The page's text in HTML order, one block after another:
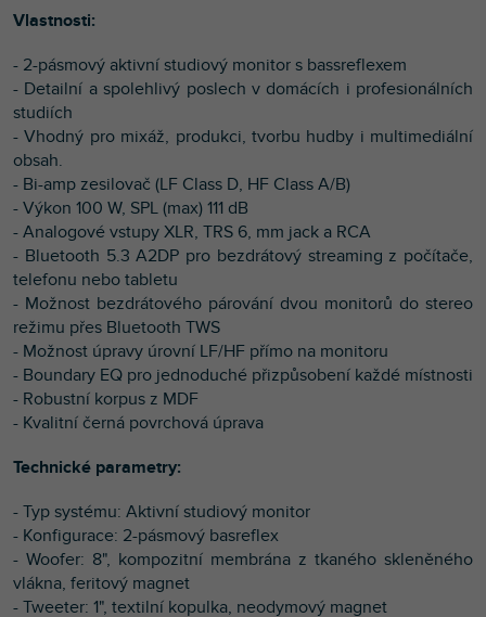
Vlastnosti:
- 2-pásmový aktivní studiový monitor s bassreflexem
- Detailní a spolehlivý poslech v domácích i profesionálních
studiích
- Vhodný pro mixáž, produkci, tvorbu hudby i multimediální
obsah.
- Bi-amp zesilovač (LF Class D, HF Class A/B)
- Výkon 100 W, SPL (max) 111 dB
- Analogové vstupy XLR, TRS 6, mm jack a RCA
- Bluetooth 5.3 A2DP pro bezdrátový streaming z počítače,
telefonu nebo tabletu
- Možnost bezdrátového párování dvou monitorů do stereo
režimu přes Bluetooth TWS
- Možnost úpravy úrovní LF/HF přímo na monitoru
- Boundary EQ pro jednoduché přizpůsobení každé místnosti
- Robustní korpus z MDF
- Kvalitní černá povrchová úprava
Technické parametry:
- Typ systému: Aktivní studiový monitor
- Konfigurace: 2-pásmový basreflex
- Woofer: 8", kompozitní membrána z tkaného skleněného
vlákna, feritový magnet
- Tweeter: 1", textilní kopulka, neodymový magnet